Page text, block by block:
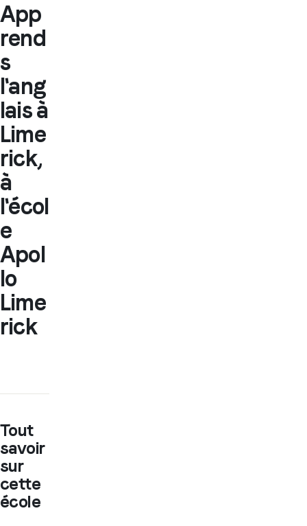
App
rend
s
l'ang
lais à
Lime
rick,
à
l'écol
e
Apol
lo
Lime
rick
Tout
savoir
sur
cette
école